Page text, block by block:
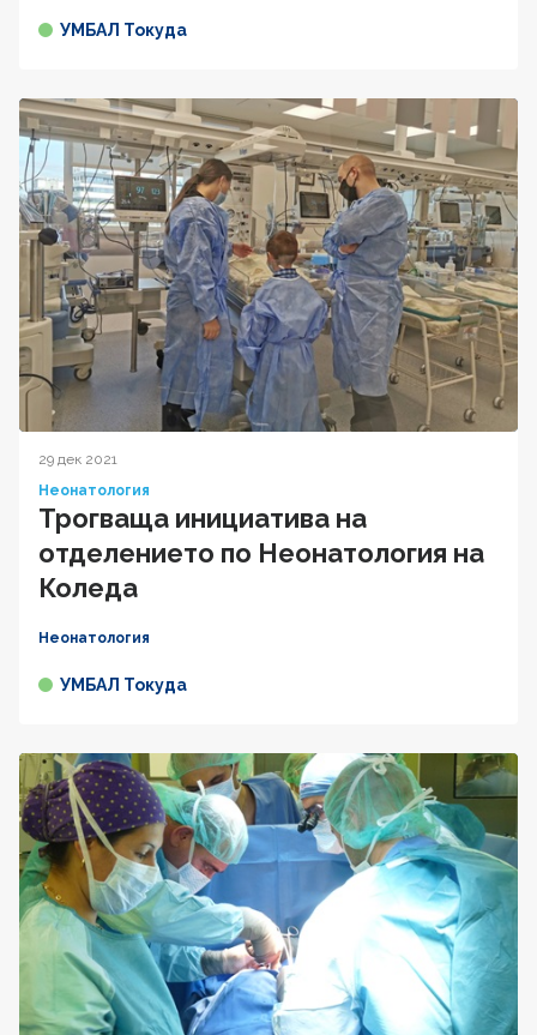
УМБАЛ Токуда
29 дек 2021
Неонатология
Трогваща инициатива на
отделението по Неонатология на
Коледа
Неонатология
УМБАЛ Токуда